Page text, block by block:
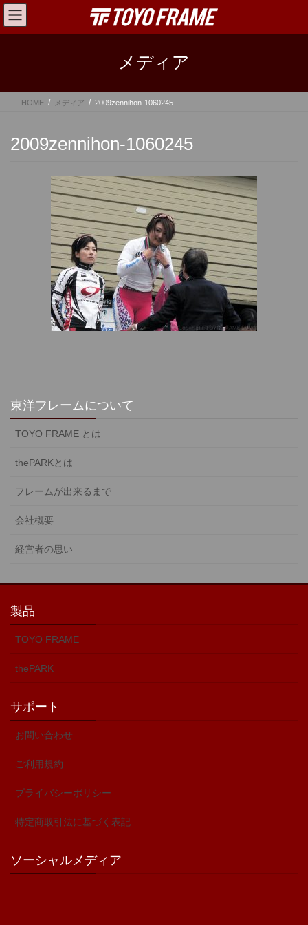
コ
ン
テ
ス
ナ
ビ
ゲ
ン
メディア
HOME メディア 2009zennihon-1060245
2009zennihon-1060245
東洋フレームについて
TOYO FRAME とは
thePARKとは
フレームが出来るまで
会社概要
経営者の思い
製品
TOYO FRAME
thePARK
サポート
お問い合わせ
ご利用規約
プライバシーポリシー
特定商取引法に基づく表記
ソーシャルメディア